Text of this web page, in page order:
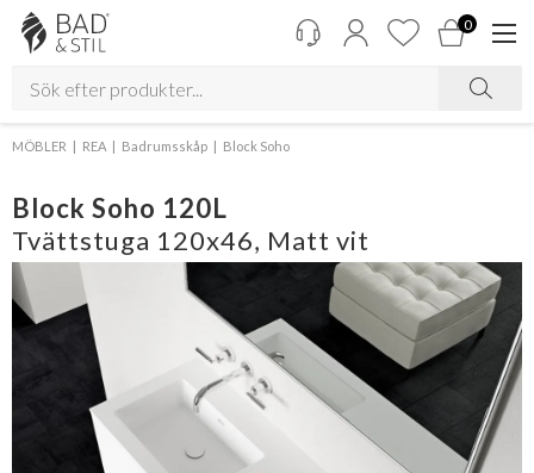
0
MÖBLER REA Badrumsskåp Block Soho
Block Soho 120L
Tvättstuga 120x46, Matt vit